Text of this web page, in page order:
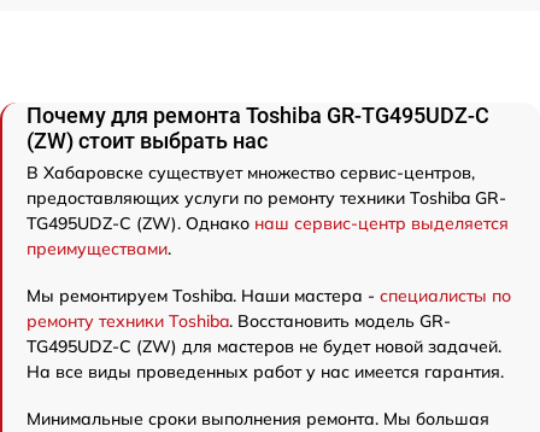
Почему для ремонта Toshiba GR-TG495UDZ-C
(ZW) стоит выбрать нас
В Хабаровске существует множество сервис-центров,
предоставляющих услуги по ремонту техники Toshiba GR-
TG495UDZ-C (ZW). Однако наш сервис-центр выделяется
преимуществами.
Мы ремонтируем Toshiba. Наши мастера - специалисты по
ремонту техники Toshiba. Восстановить модель GR-
TG495UDZ-C (ZW) для мастеров не будет новой задачей.
На все виды проведенных работ у нас имеется гарантия.
Минимальные сроки выполнения ремонта. Мы большая